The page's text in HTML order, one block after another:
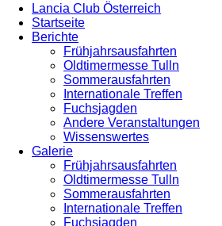
Lancia Club Österreich
Startseite
Berichte
Frühjahrsausfahrten
Oldtimermesse Tulln
Sommerausfahrten
Internationale Treffen
Fuchsjagden
Andere Veranstaltungen
Wissenswertes
Galerie
Frühjahrsausfahrten
Oldtimermesse Tulln
Sommerausfahrten
Internationale Treffen
Fuchsjagden